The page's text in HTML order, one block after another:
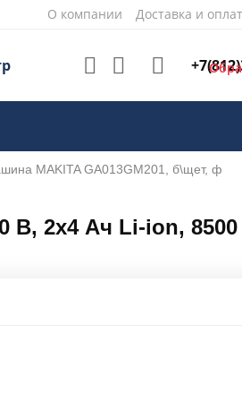
О компании Доставка и
MAKITA GA013GM201, б\щет, ф
В, 2х4 Ач Li-ion,